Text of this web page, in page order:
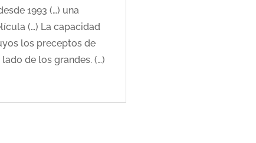
1993 (…) una
(…) La capacidad
los preceptos de
de los grandes. (…)